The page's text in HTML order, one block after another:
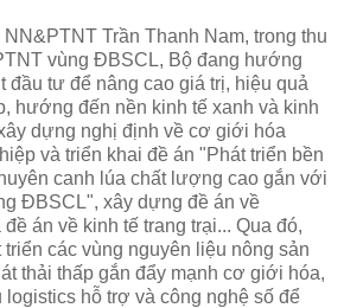
Trần Thanh Nam, trong thu
vùng ÐBSCL, Bộ đang hướng
đầu tư để nâng cao giá trị, hiệu quả
hướng đến nền kinh tế xanh và kinh
dựng nghị định về cơ giới hóa
và triển khai đề án "Phát triển bền
canh lúa chất lượng cao gắn với
ÐBSCL", xây dựng đề án về
án về kinh tế trang trại... Qua đó,
các vùng nguyên liệu nông sản
thải thấp gắn đẩy mạnh cơ giới hóa,
logistics hỗ trợ và công nghệ số để